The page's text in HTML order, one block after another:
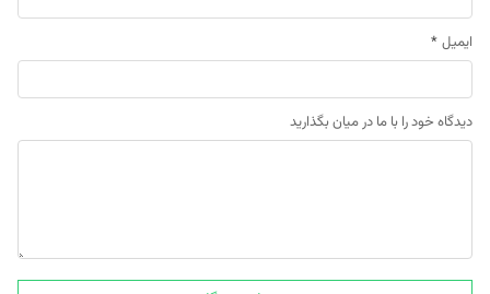
ایمیل *
دیدگاه خود را با ما در میان بگذارید